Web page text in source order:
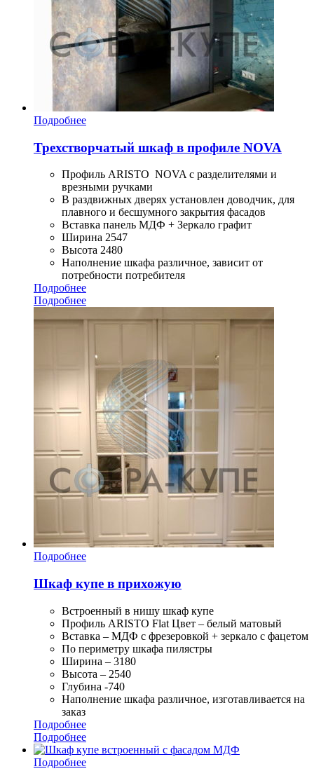
Подробнее
Трехстворчатый шкаф в профиле NOVA
Профиль ARISTO NOVA с разделителями и
врезными ручками
В раздвижных дверях установлен доводчик, для
плавного и бесшумного закрытия фасадов
Вставка панель МДФ + Зеркало графит
Ширина 2547
Высота 2480
Наполнение шкафа различное, зависит от
потребности потребителя
Подробнее
Подробнее
Подробнее
Шкаф купе в прихожую
Встроенный в нишу шкаф купе
Профиль ARISTO Flat Цвет – белый матовый
Вставка – МДФ с фрезеровкой + зеркало с фацетом
По периметру шкафа пилястры
Ширина – 3180
Высота – 2540
Глубина -740
Наполнение шкафа различное, изготавливается на
заказ
Подробнее
Подробнее
Подробнее